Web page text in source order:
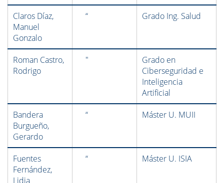
Claros Díaz,
Manuel
Gonzalo
“ Grado Ing. Salud
Roman Castro,
Rodrigo
"
Grado en
Ciberseguridad e
Inteligencia
Artificial
Bandera
Burgueño,
Gerardo
“ Máster U. MUII
Fuentes
Fernández,
Lidia
“ Máster U. ISIA